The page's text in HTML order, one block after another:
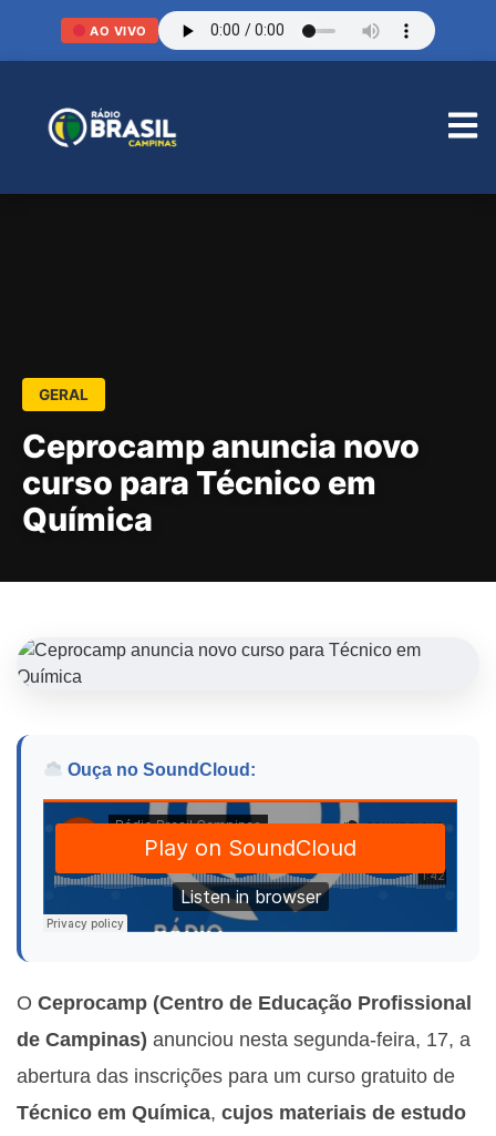
AO VIVO
GERAL
Ceprocamp anuncia novo
curso para Técnico em
Química
Ouça no SoundCloud:
O Ceprocamp (Centro de Educação Profissional
de Campinas) anunciou nesta segunda-feira, 17, a
abertura das inscrições para um curso gratuito de
Técnico em Química, cujos materiais de estudo